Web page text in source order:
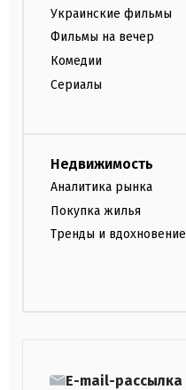
Украинские фильмы
Фильмы на вечер
Комедии
Сериалы
Недвижимость
Аналитика рынка
Покупка жилья
Тренды и вдохновение
E-mail-рассылка